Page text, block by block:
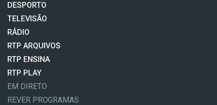
DESPORTO
TELEVISÃO
RÁDIO
RTP ARQUIVOS
RTP ENSINA
RTP PLAY
EM DIRETO
REVER PROGRAMAS